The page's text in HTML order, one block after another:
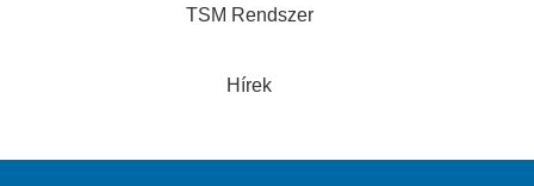
TSM Rendszer
Hírek